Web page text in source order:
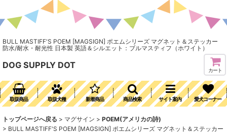
BULL MASTIFF'S POEM [MAGSIGN] ポエムシリーズ マグネット＆ステッカー
防水/耐水・耐光性 日本製 英語＆シルエット：ブルマスティフ（ホワイト）
DOG SUPPLY DOT
カート
取扱商品 取扱犬種 新着商品 商品検索 サイト案内 愛犬コーナー
トップページへ戻る > マグサイン > POEM(アメリカの詩)
> BULL MASTIFF'S POEM [MAGSIGN] ポエムシリーズ マグネット＆ステッカー